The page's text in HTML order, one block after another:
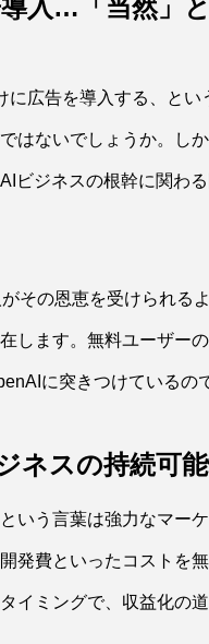
入…「当然」
広告を導入する、とい
はないでしょうか。し
ビジネスの根幹に関わ
その恩恵を受けられる
します。無料ユーザー
に突きつけているの
ネスの持続可
いう言葉は強力なマー
発費といったコストを
イミングで、収益化の